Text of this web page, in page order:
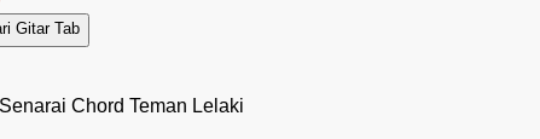
Gitar Tab
Senarai Chord Teman Lelaki